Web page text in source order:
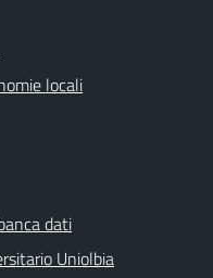
locali
dati
Uniolbia